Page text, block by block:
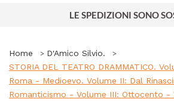
LE SPEDIZIONI SONO
Home
D'Amico Silvio.
STORIA DEL TEATRO DRAMMATICO.
Roma - Medioevo. Volume II: Dal
Romanticismo - Volume III: Ottocento -